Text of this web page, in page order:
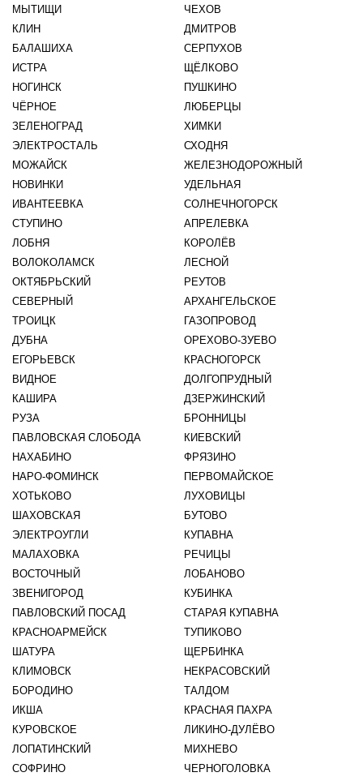
МЫТИЩИ
ЧЕХОВ
КЛИН
ДМИТРОВ
БАЛАШИХА
СЕРПУХОВ
ИСТРА
ЩЁЛКОВО
НОГИНСК
ПУШКИНО
ЧЁРНОЕ
ЛЮБЕРЦЫ
ЗЕЛЕНОГРАД
ХИМКИ
ЭЛЕКТРОСТАЛЬ
СХОДНЯ
МОЖАЙСК
ЖЕЛЕЗНОДОРОЖНЫЙ
НОВИНКИ
УДЕЛЬНАЯ
ИВАНТЕЕВКА
СОЛНЕЧНОГОРСК
СТУПИНО
АПРЕЛЕВКА
ЛОБНЯ
КОРОЛЁВ
ВОЛОКОЛАМСК
ЛЕСНОЙ
ОКТЯБРЬСКИЙ
РЕУТОВ
СЕВЕРНЫЙ
АРХАНГЕЛЬСКОЕ
ТРОИЦК
ГАЗОПРОВОД
ДУБНА
ОРЕХОВО-ЗУЕВО
ЕГОРЬЕВСК
КРАСНОГОРСК
ВИДНОЕ
ДОЛГОПРУДНЫЙ
КАШИРА
ДЗЕРЖИНСКИЙ
РУЗА
БРОННИЦЫ
ПАВЛОВСКАЯ СЛОБОДА
КИЕВСКИЙ
НАХАБИНО
ФРЯЗИНО
НАРО-ФОМИНСК
ПЕРВОМАЙСКОЕ
ХОТЬКОВО
ЛУХОВИЦЫ
ШАХОВСКАЯ
БУТОВО
ЭЛЕКТРОУГЛИ
КУПАВНА
МАЛАХОВКА
РЕЧИЦЫ
ВОСТОЧНЫЙ
ЛОБАНОВО
ЗВЕНИГОРОД
КУБИНКА
ПАВЛОВСКИЙ ПОСАД
СТАРАЯ КУПАВНА
КРАСНОАРМЕЙСК
ТУПИКОВО
ШАТУРА
ЩЕРБИНКА
КЛИМОВСК
НЕКРАСОВСКИЙ
БОРОДИНО
ТАЛДОМ
ИКША
КРАСНАЯ ПАХРА
КУРОВСКОЕ
ЛИКИНО-ДУЛЁВО
ЛОПАТИНСКИЙ
МИХНЕВО
СОФРИНО
ЧЕРНОГОЛОВКА